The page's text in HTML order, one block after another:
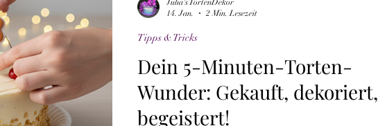
Dein 5-Minuten-Torten-
Wunder: Gekauft, dekoriert,
begeistert!
Tipps & Tricks
14. Jan.
2 Min. Lesezeit